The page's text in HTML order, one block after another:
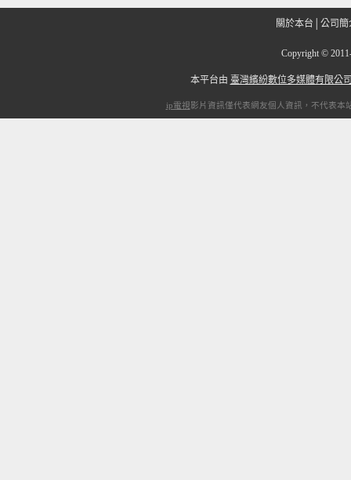
關於本台 公司簡
Copyright ©
本平台由 臺灣繽紛數位多媒體有限公
ip電視影片資訊僅代表網友個人資訊，不代表本